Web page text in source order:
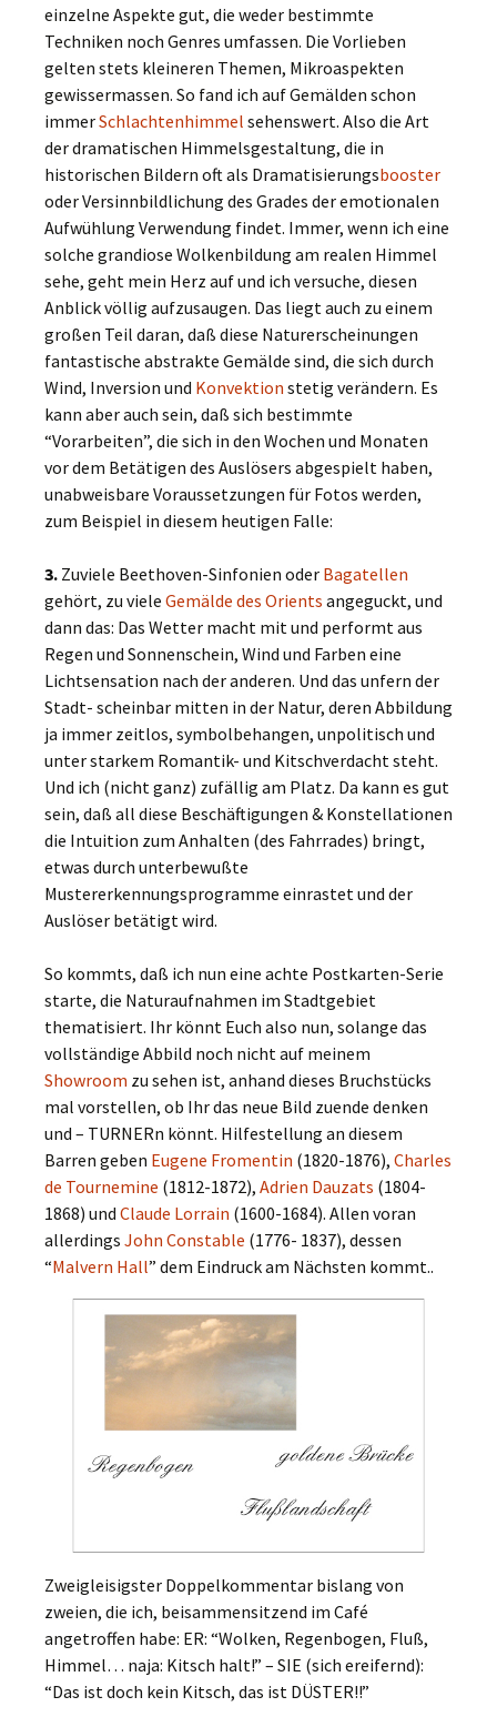
einzelne Aspekte gut, die weder bestimmte
Techniken noch Genres umfassen. Die Vorlieben
gelten stets kleineren Themen, Mikroaspekten
gewissermassen. So fand ich auf Gemälden schon
immerSchlachtenhimmel sehenswert. Also die Art
der dramatischen Himmelsgestaltung, die in
historischen Bildern oft als Dramatisierungsbooster
oder Versinnbildlichung des Grades der emotionalen
Aufwühlung Verwendung findet. Immer, wenn ich eine
solche grandiose Wolkenbildung am realen Himmel
sehe, geht mein Herz auf und ich versuche, diesen
Anblick völlig aufzusaugen. Das liegt auch zu einem
großen Teil daran, daß diese Naturerscheinungen
fantastische abstrakte Gemälde sind, die sich durch
Wind, Inversion und Konvektion stetig verändern. Es
kann aber auch sein, daß sich bestimmte
“Vorarbeiten”, die sich in den Wochen und Monaten
vor dem Betätigen des Auslösers abgespielt haben,
unabweisbare Voraussetzungen für Fotos werden,
zum Beispiel in diesem heutigen Falle:
3. Zuviele Beethoven-Sinfonien oder Bagatellen
gehört, zu viele Gemälde des Orients angeguckt, und
dann das: Das Wetter macht mit und performt aus
Regen und Sonnenschein, Wind und Farben eine
Lichtsensation nach der anderen. Und das unfern der
Stadt- scheinbar mitten in der Natur, deren Abbildung
ja immer zeitlos, symbolbehangen, unpolitisch und
unter starkem Romantik- und Kitschverdacht steht.
Und ich (nicht ganz) zufällig am Platz. Da kann es gut
sein, daß all diese Beschäftigungen & Konstellationen
die Intuition zum Anhalten (des Fahrrades) bringt,
etwas durch unterbewußte
Mustererkennungsprogramme einrastet und der
Auslöser betätigt wird.
So kommts, daß ich nun eine achte Postkarten-Serie
starte, die Naturaufnahmen im Stadtgebiet
thematisiert. Ihr könnt Euch also nun, solange das
vollständige Abbild noch nicht auf meinem
Showroom zu sehen ist, anhand dieses Bruchstücks
mal vorstellen, ob Ihr das neue Bild zuende denken
und – TURNERn könnt. Hilfestellung an diesem
Barren geben Eugene Fromentin (1820-1876), Charles
de Tournemine (1812-1872), Adrien Dauzats (1804-
1868) und Claude Lorrain (1600-1684). Allen voran
allerdings John Constable (1776- 1837), dessen
“Malvern Hall” dem Eindruck am Nächsten kommt..
Zweigleisigster Doppelkommentar bislang von
zweien, die ich, beisammensitzend im Café
angetroffen habe: ER: “Wolken, Regenbogen, Fluß,
Himmel… naja: Kitsch halt!” – SIE (sich ereifernd):
“Das ist doch kein Kitsch, das ist DÜSTER!!”